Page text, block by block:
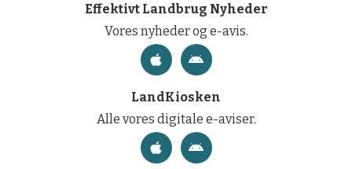
Effektivt Landbrug Nyheder
Vores nyheder og e-avis.
LandKiosken
Alle vores digitale e-aviser.